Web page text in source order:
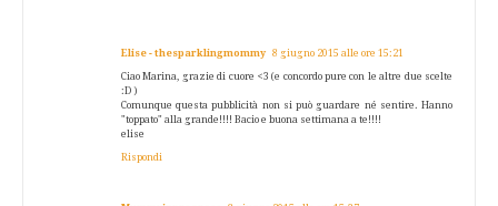
Elise - thesparklingmommy 8 giugno 2015 alle ore 15:21
Ciao Marina, grazie di cuore <3 (e concordo pure con le altre due scelte
:D )
Comunque questa pubblicità non si può guardare né sentire. Hanno
"toppato" alla grande!!!! Bacio e buona settimana a te!!!!
elise
Rispondi